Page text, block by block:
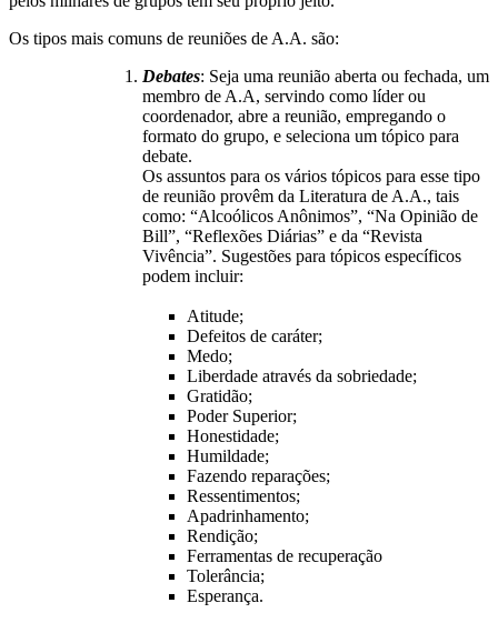
Os tipos mais comuns de reuniões de A.A. são:
Debates: Seja uma reunião aberta ou fechada, um
membro de A.A, servindo como líder ou
coordenador, abre a reunião, empregando o
formato do grupo, e seleciona um tópico para
debate.
Os assuntos para os vários tópicos para esse tipo
de reunião provêm da Literatura de A.A., tais
como: “Alcoólicos Anônimos”, “Na Opinião de
Bill”, “Reflexões Diárias” e da “Revista
Vivência”. Sugestões para tópicos específicos
podem incluir:
Atitude;
Defeitos de caráter;
Medo;
Liberdade através da sobriedade;
Gratidão;
Poder Superior;
Honestidade;
Humildade;
Fazendo reparações;
Ressentimentos;
Apadrinhamento;
Rendição;
Ferramentas de recuperação
Tolerância;
Esperança.